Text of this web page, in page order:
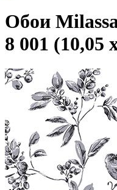
Обои
8 001 (10,05